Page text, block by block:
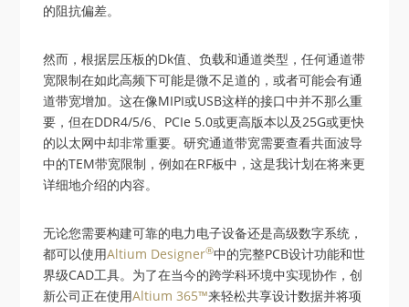
的阻抗偏差。
然而，根据层压板的Dk值、负载和通道类型，任何通道带
宽限制在如此高频下可能是微不足道的，或者可能会有通
道带宽增加。这在像MIPI或USB这样的接口中并不那么重
要，但在DDR4/5/6、PCIe 5.0或更高版本以及25G或更快
的以太网中却非常重要。研究通道带宽需要查看共面波导
中的TEM带宽限制，例如在RF板中，这是我计划在将来更
详细地介绍的内容。
无论您需要构建可靠的电力电子设备还是高级数字系统，
都可以使用Altium Designer®中的完整PCB设计功能和世
界级CAD工具。为了在当今的跨学科环境中实现协作，创
新公司正在使用Altium 365™来轻松共享设计数据并将项